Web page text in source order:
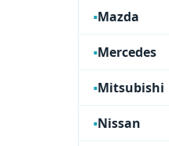
Mazda
Mercedes
Mitsubishi
Nissan